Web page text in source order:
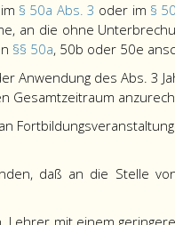
§ 50a Abs. 3 oder im §
an die ohne
§§ 50a, 50b oder 50e
Anwendung des Abs. 3
Gesamtzeitraum
daß an die Stelle
mit einem